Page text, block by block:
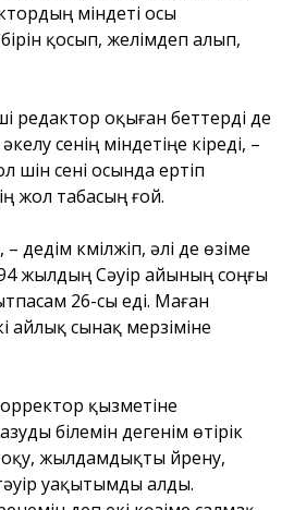
міндеті осы
қосып, желімдеп алып,
редактор оқыған беттерді де
сенің міндетіңе кіреді, –
үшін сені осында ертіп
жол табасың ғой.
күмілжіп, әлі де өзіме
жылдың Сәуір айының соңғы
26-сы еді. Маған
айлық сынақ мерзіміне
қызметіне
білемін дегенім өтірік
жылдамдықты үйрену,
уақытымды алды.